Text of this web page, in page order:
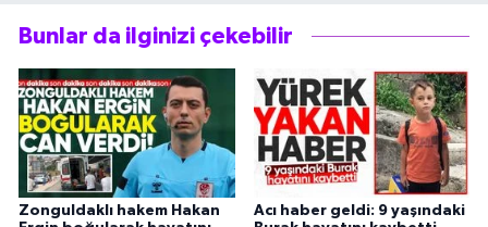
Bunlar da ilginizi çekebilir
Zonguldaklı hakem Hakan
Acı haber geldi: 9 yaşındaki